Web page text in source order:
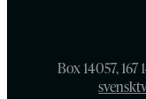
Box 14057,